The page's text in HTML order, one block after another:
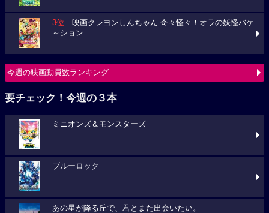
3位 映画クレヨンしんちゃん 奇々怪々！オラの妖怪バケ
～ション
今週の映画動員数ランキング
要チェック！今週の３本
ミニオンズ＆モンスターズ
ブルーロック
あの星が降る丘で、君とまた出会いたい。